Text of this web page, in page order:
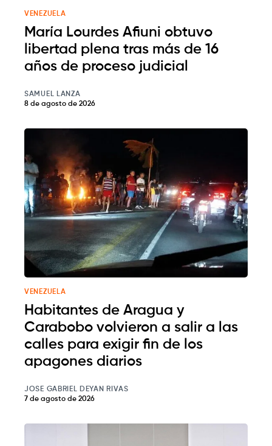
VENEZUELA
María Lourdes Afiuni obtuvo
libertad plena tras más de 16
años de proceso judicial
SAMUEL LANZA
8 de agosto de 2026
VENEZUELA
Habitantes de Aragua y
Carabobo volvieron a salir a las
calles para exigir fin de los
apagones diarios
JOSE GABRIEL DEYAN RIVAS
7 de agosto de 2026